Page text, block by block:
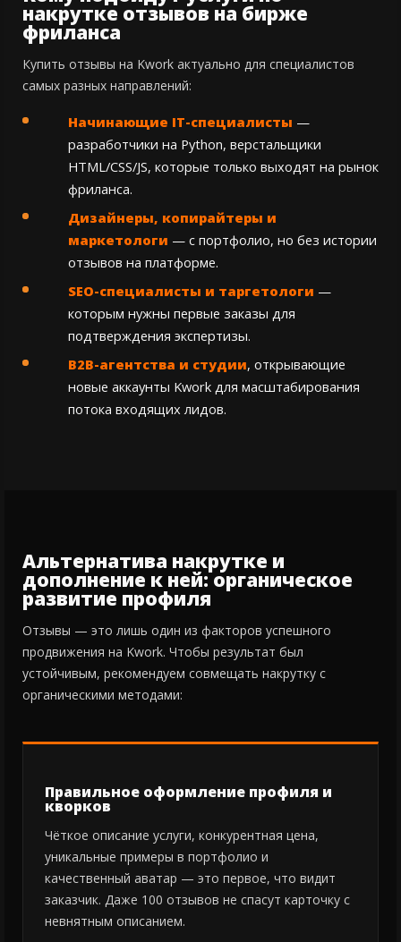
накрутке отзывов на бирже
фриланса
Купить отзывы на Kwork актуально для специалистов
самых разных направлений:
Начинающие IT-специалисты —
разработчики на Python, верстальщики
HTML/CSS/JS, которые только выходят на рынок
фриланса.
Дизайнеры, копирайтеры и
маркетологи — с портфолио, но без истории
отзывов на платформе.
SEO-специалисты и таргетологи —
которым нужны первые заказы для
подтверждения экспертизы.
B2B-агентства и студии, открывающие
новые аккаунты Kwork для масштабирования
потока входящих лидов.
Альтернатива накрутке и
дополнение к ней: органическое
развитие профиля
Отзывы — это лишь один из факторов успешного
продвижения на Kwork. Чтобы результат был
устойчивым, рекомендуем совмещать накрутку с
органическими методами:
Правильное оформление профиля и
кворков
Чёткое описание услуги, конкурентная цена,
уникальные примеры в портфолио и
качественный аватар — это первое, что видит
заказчик. Даже 100 отзывов не спасут карточку с
невнятным описанием.